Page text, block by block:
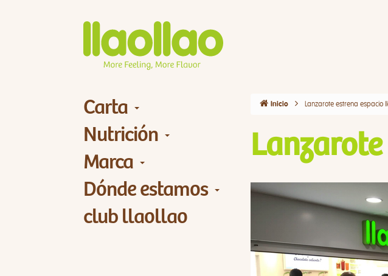
Carta
Nutrición
Marca
Dónde estamos
club llaollao
Inicio Lanzarote estrena espacio